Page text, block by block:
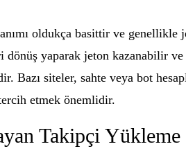
oldukça basittir ve genellikle
dönüş yaparak jeton kazanabilir
Bazı siteler, sahte veya bot
etmek önemlidir.
Takipçi Yükleme